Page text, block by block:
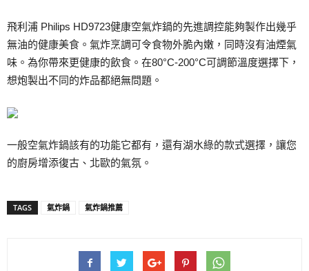
飛利浦 Philips HD9723健康空氣炸鍋的先進調控能夠製作出幾乎
無油的健康美食。氣炸烹調可令食物外脆內嫩，同時沒有油煙氣
味。為你帶來更健康的飲食。在80°C-200°C可調節溫度選擇下，
想炮製出不同的炸品都絕無問題。
一般空氣炸鍋該有的功能它都有，還有湖水綠的款式選擇，讓您
的廚房增添復古、北歐的氣氛。
TAGS 氣炸鍋 氣炸鍋推薦